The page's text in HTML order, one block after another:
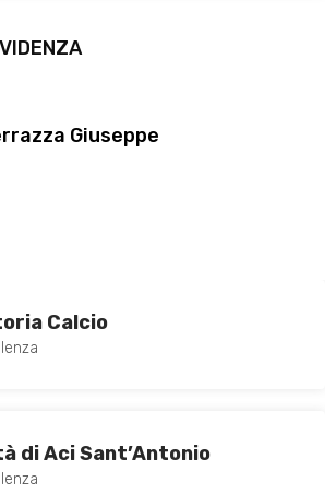
Giuseppe
Calcio
di Aci Sant’Antonio